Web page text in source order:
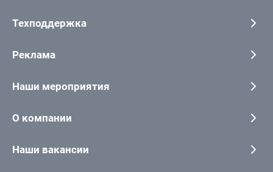
Техподдержка
Реклама
Наши мероприятия
О компании
Наши вакансии